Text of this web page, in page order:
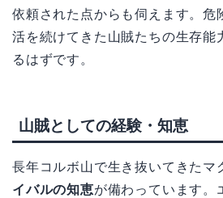
依頼された点からも伺えます。危
活を続けてきた山賊たちの生存能
るはずです。
山賊としての経験・知恵
長年コルボ山で生き抜いてきたマ
イバルの知恵が備わっています。